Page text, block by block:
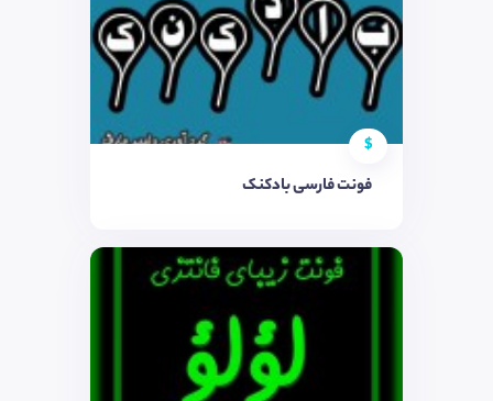
$
فونت فارسی بادکنک